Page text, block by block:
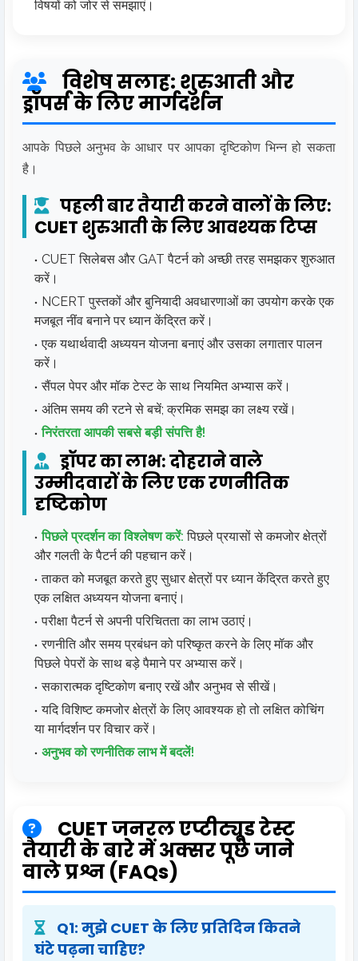
विषयों को जोर से समझाएं।
विशेष सलाह: शुरुआती और
ड्रॉपर्स के लिए मार्गदर्शन
आपके पिछले अनुभव के आधार पर आपका दृष्टिकोण भिन्न हो सकता
है।
पहली बार तैयारी करने वालों के लिए:
CUET शुरुआती के लिए आवश्यक टिप्स
CUET सिलेबस और GAT पैटर्न को अच्छी तरह समझकर शुरुआत
करें।
NCERT पुस्तकों और बुनियादी अवधारणाओं का उपयोग करके एक
मजबूत नींव बनाने पर ध्यान केंद्रित करें।
एक यथार्थवादी अध्ययन योजना बनाएं और उसका लगातार पालन
करें।
सैंपल पेपर और मॉक टेस्ट के साथ नियमित अभ्यास करें।
अंतिम समय की रटने से बचें; क्रमिक समझ का लक्ष्य रखें।
निरंतरता आपकी सबसे बड़ी संपत्ति है!
ड्रॉपर का लाभ: दोहराने वाले
उम्मीदवारों के लिए एक रणनीतिक
दृष्टिकोण
पिछले प्रदर्शन का विश्लेषण करें: पिछले प्रयासों से कमजोर क्षेत्रों
और गलती के पैटर्न की पहचान करें।
ताकत को मजबूत करते हुए सुधार क्षेत्रों पर ध्यान केंद्रित करते हुए
एक लक्षित अध्ययन योजना बनाएं।
परीक्षा पैटर्न से अपनी परिचितता का लाभ उठाएं।
रणनीति और समय प्रबंधन को परिष्कृत करने के लिए मॉक और
पिछले पेपरों के साथ बड़े पैमाने पर अभ्यास करें।
सकारात्मक दृष्टिकोण बनाए रखें और अनुभव से सीखें।
यदि विशिष्ट कमजोर क्षेत्रों के लिए आवश्यक हो तो लक्षित कोचिंग
या मार्गदर्शन पर विचार करें।
अनुभव को रणनीतिक लाभ में बदलें!
CUET जनरल एप्टीट्यूड टेस्ट
तैयारी के बारे में अक्सर पूछे जाने
वाले प्रश्न (FAQs)
Q1: मुझे CUET के लिए प्रतिदिन कितने
घंटे पढ़ना चाहिए?